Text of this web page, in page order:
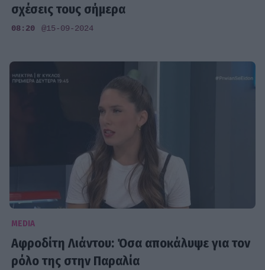
σχέσεις τους σήμερα
08:20 @15-09-2024
MEDIA
Αφροδίτη Λιάντου: Όσα αποκάλυψε για τον
ρόλο της στην Παραλία